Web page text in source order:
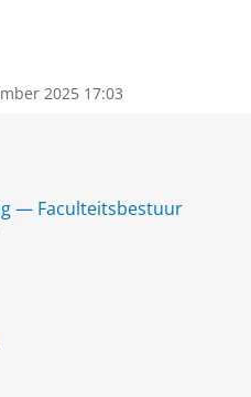
2025 17:03
— Faculteitsbestuur